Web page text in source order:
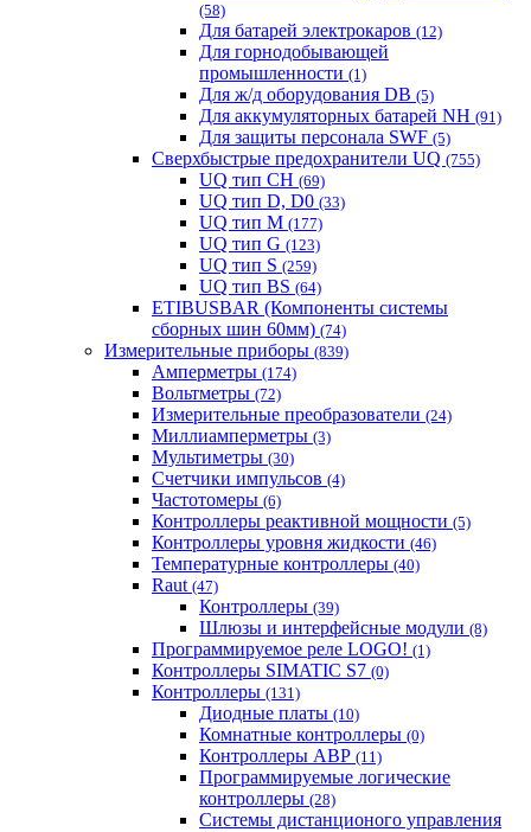
(58)
Для батарей электрокаров (12)
Для горнодобывающей
промышленности (1)
Для ж/д оборудования DB (5)
Для аккумуляторных батарей NH (91)
Для защиты персонала SWF (5)
Сверхбыстрые предохранители UQ (755)
UQ тип CH (69)
UQ тип D, D0 (33)
UQ тип M (177)
UQ тип G (123)
UQ тип S (259)
UQ тип BS (64)
ETIBUSBAR (Компоненты системы
сборных шин 60мм) (74)
Измерительные приборы (839)
Амперметры (174)
Вольтметры (72)
Измерительные преобразователи (24)
Миллиамперметры (3)
Мультиметры (30)
Счетчики импульсов (4)
Частотомеры (6)
Контроллеры реактивной мощности (5)
Контроллеры уровня жидкости (46)
Температурные контроллеры (40)
Raut (47)
Контроллеры (39)
Шлюзы и интерфейсные модули (8)
Программируемое реле LOGO! (1)
Контроллеры SIMATIC S7 (0)
Контроллеры (131)
Диодные платы (10)
Комнатные контроллеры (0)
Контроллеры АВР (11)
Программируемые логические
контроллеры (28)
Системы дистанционого управления